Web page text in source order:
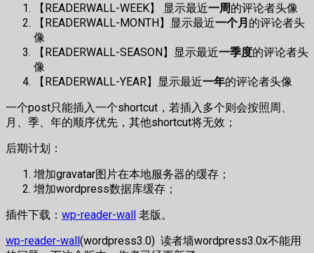
【READERWALL-WEEK】 显示最近一周的评论者头像
【READERWALL-MONTH】显示最近一个月 的评论者头
像
【READERWALL-SEASON】显示最近一季度的评论者头
像
【READERWALL-YEAR】显示最近一年的评论者头像
一个post只能插入一个shortcut，若插入多个则会按照周、
月、季、年的顺序优先，其他shortcut将无效；
后期计划：
增加gravatar图片在本地服务器的缓存；
增加wordpress数据库缓存；
插件下载： wp-reader-wall 老版。
wp-reader-wall(wordpress3.0) 读者墙wordpress3.0x不能用